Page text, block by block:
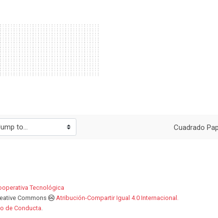
Cuadrado
Tecnológica
Commons
Atribución-Compartir Igual 4.0 Internacional.
de Conducta.